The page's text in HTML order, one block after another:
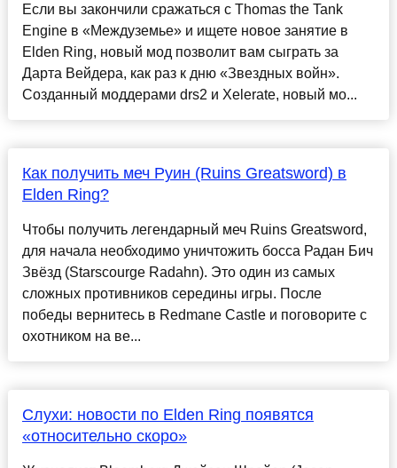
Если вы закончили сражаться с Thomas the Tank
Engine в «Междуземье» и ищете новое занятие в
Elden Ring, новый мод позволит вам сыграть за
Дарта Вейдера, как раз к дню «Звездных войн».
Созданный моддерами drs2 и Xelerate, новый мо...
Как получить меч Руин (Ruins Greatsword) в
Elden Ring?
Чтобы получить легендарный меч Ruins Greatsword,
для начала необходимо уничтожить босса Радан Бич
Звёзд (Starscourge Radahn). Это один из самых
сложных противников середины игры. После
победы вернитесь в Redmane Castle и поговорите с
охотником на ве...
Слухи: новости по Elden Ring появятся
«относительно скоро»